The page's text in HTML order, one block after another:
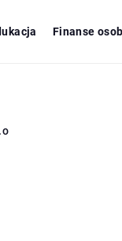
Finanse